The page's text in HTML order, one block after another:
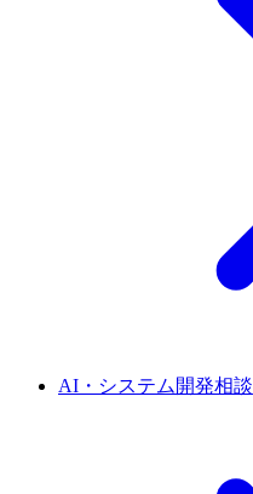
AI・システム開発相談